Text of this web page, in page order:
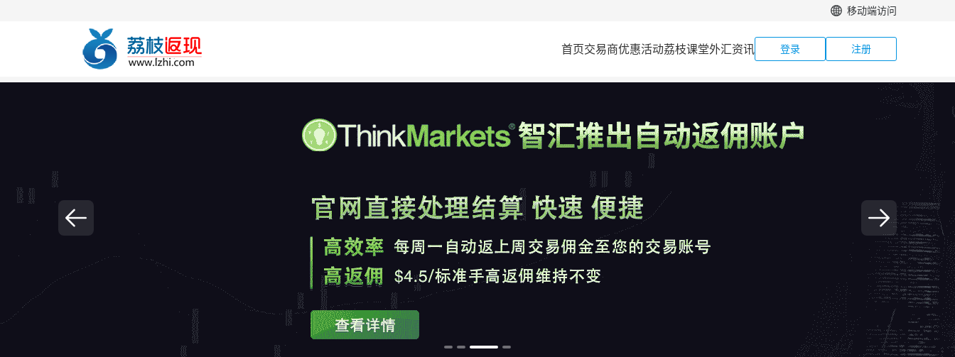
移动端访问
首页交易商优惠活动荔枝课堂外汇资讯 登录 注册